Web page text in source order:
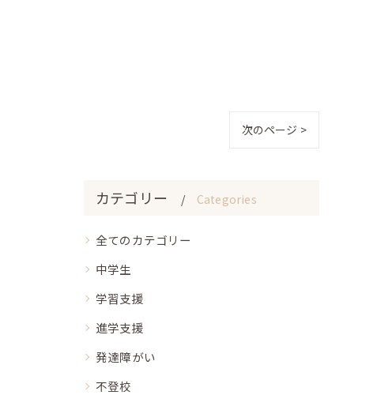
次のページ >
カテゴリー Categories
全てのカテゴリー
中学生
学習支援
進学支援
発達障がい
不登校